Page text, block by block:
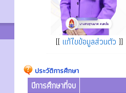
[[ แก้ไขข้อมูลส่วนตัว ]]
ประวัติการศึกษา
ปีการศึกษาที่จบ